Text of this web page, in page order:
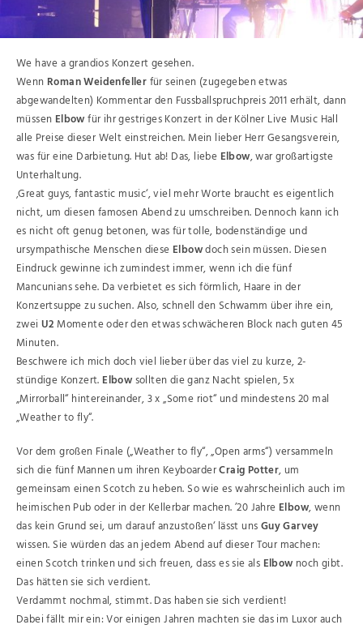
We have a grandios Konzert gesehen.
Wenn Roman Weidenfellerfür seinen (zugegeben etwas
abgewandelten) Kommentar den Fussballspruchpreis 2011 erhält, dann
müssen Elbowfür ihr gestriges Konzert in der Kölner Live Music Hall
alle Preise dieser Welt einstreichen. Mein lieber Herr Gesangsverein,
was für eine Darbietung. Hut ab! Das, liebe Elbow, war großartigste
Unterhaltung.
‚Great guys, fantastic music‘, viel mehr Worte braucht es eigentlich
nicht, um diesen famosen Abend zu umschreiben. Dennoch kann ich
es nicht oft genug betonen, was für tolle, bodenständige und
ursympathische Menschen diese Elbowdoch sein müssen. Diesen
Eindruck gewinne ich zumindest immer, wenn ich die fünf
Mancunians sehe. Da verbietet es sich förmlich, Haare in der
Konzertsuppe zu suchen. Also, schnell den Schwamm über ihre ein,
zwei U2 Momente oder den etwas schwächeren Block nach guten 45
Minuten.
Beschwere ich mich doch viel lieber über das viel zu kurze, 2-
stündige Konzert. Elbowsollten die ganz Nacht spielen, 5x
„Mirrorball“ hintereinander, 3 x „Some riot“ und mindestens 20 mal
„Weather to fly“.
Vor dem großen Finale („Weather to fly“, „Open arms“) versammeln
sich die fünf Mannen um ihren KeyboarderCraig Potter, um
gemeinsam einen Scotch zu heben. So wie es wahrscheinlich auch im
heimischen Pub oder in der Kellerbar machen. ’20 Jahre Elbow, wenn
das kein Grund sei, um darauf anzustoßen‘ lässt unsGuy Garvey
wissen. Sie würden das an jedem Abend auf dieser Tour machen:
einen Scotch trinken und sich freuen, dass es sie als Elbow noch gibt.
Das hätten sie sich verdient.
Verdammt nochmal, stimmt. Das haben sie sich verdient!
Dabei fällt mir ein: Vor einigen Jahren machten sie das im Luxor auch